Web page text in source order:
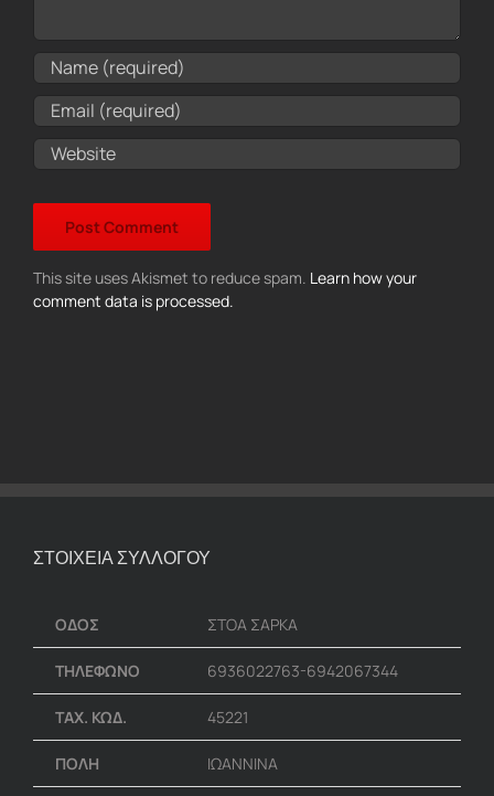
This site uses Akismet to reduce spam. Learn how your
comment data is processed.
ΣΤΟΙΧΕΙΑ ΣΥΛΛΟΓΟΥ
ΟΔΟΣ ΣΤΟΑ ΣΑΡΚΑ
ΤΗΛΕΦΩΝΟ 6936022763-6942067344
ΤΑΧ. ΚΩΔ. 45221
ΠΟΛΗ ΙΩΑΝΝΙΝΑ